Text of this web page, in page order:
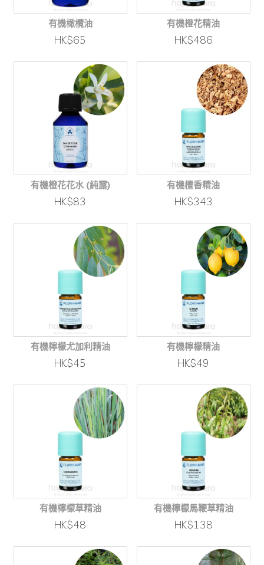
有機橄欖油
HK$65
有機橙花精油
HK$486
有機橙花花水 (純露)
HK$83
有機檀香精油
HK$343
有機檸檬尤加利精油
HK$45
有機檸檬精油
HK$49
有機檸檬草精油
HK$48
有機檸檬馬鞭草精油
HK$138